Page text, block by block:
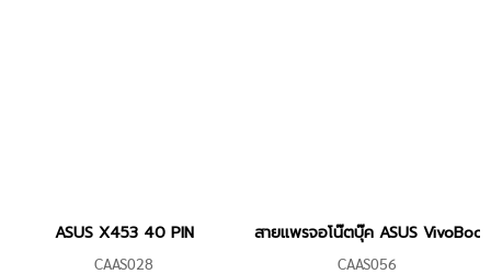
ASUS X453 40 PIN
CAAS028
สายแพรจอโน๊ตบุ๊ค ASUS
CAAS056